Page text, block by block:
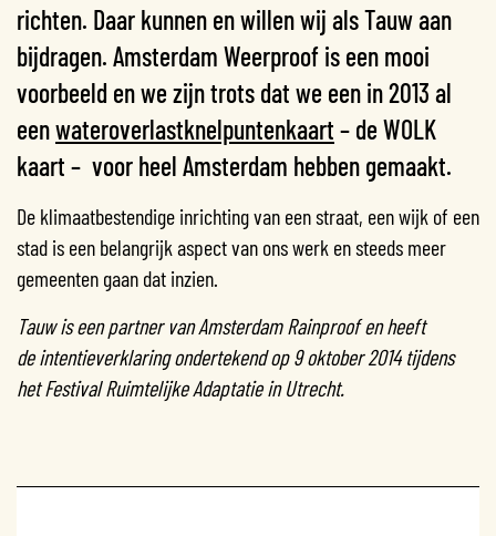
richten. Daar kunnen en willen wij als Tauw aan
bijdragen. Amsterdam Weerproof is een mooi
voorbeeld en we zijn trots dat we een in 2013 al
eenwateroverlastknelpuntenkaart – de WOLK
kaart – voor heel Amsterdam hebben gemaakt.
De klimaatbestendige inrichting van een straat, een wijk of een
stad is een belangrijk aspect van ons werk en steeds meer
gemeenten gaan dat inzien.
Tauw is een partner van Amsterdam Rainproof en heeft
de intentieverklaring ondertekend op 9 oktober 2014 tijdens
het Festival Ruimtelijke Adaptatie in Utrecht.